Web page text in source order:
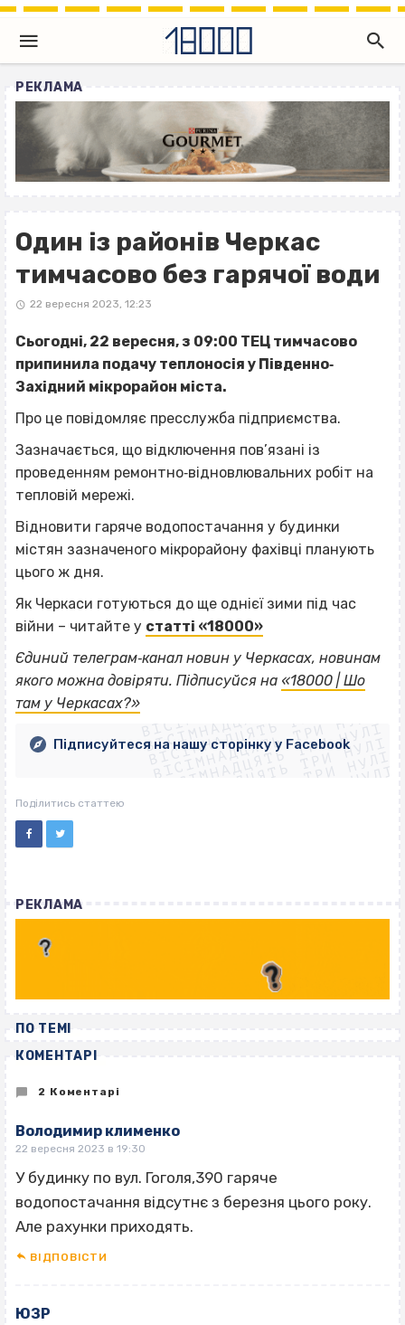
РЕКЛАМА
Один із районів Черкас
тимчасово без гарячої води
22 вересня 2023, 12:23
Сьогодні, 22 вересня, з 09:00 ТЕЦ тимчасово
припинила подачу теплоносія у Південно‐
Західний мікрорайон міста.
Про це повідомляє пресслужба підприємства.
Зазначається, що відключення пов’язані із
проведенням ремонтно‐відновлювальних робіт на
тепловій мережі.
Відновити гаряче водопостачання у будинки
містян зазначеного мікрорайону фахівці планують
цього ж дня.
Як Черкаси готуються до ще однієї зими під час
війни – читайте у статті «18000»
Єдиний телеграм‐канал новин у Черкасах, новинам
якого можна довіряти. Підписуйся на «18000 | Шо
там у Черкасах?»ВІСІМНАДЦЯТЬ ТРИ НУЛІ
ВІСІМНАДЦЯТЬ ТРИ НУЛІ
ВІСІМНАДЦЯТЬ ТРИ НУЛІ
ВІСІМНАДЦЯТЬ ТРИ НУЛІ
ВІСІМНАДЦЯТЬ ТРИ НУЛІ
ВІСІМНАДЦЯТЬ ТРИ НУЛІ
ВІСІМНАДЦЯТЬ ТРИ НУЛІ
ВІСІМНАДЦЯТЬ ТРИ НУЛІ
Підписуйтеся на нашу сторінку у Facebook
Поділитись статтею
РЕКЛАМА
ПО ТЕМІ
КОМЕНТАРІ
2 Коментарі
Володимир клименко
22 вересня 2023 в 19:30
У будинку по вул. Гоголя,390 гаряче
водопостачання відсутнє з березня цього року.
Але рахунки приходять.
ВІДПОВІCТИ
ЮЗР